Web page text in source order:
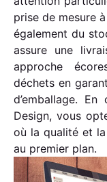
prise de mesure
également du
assure une
approche
déchets en
d’emballage.
Design, vous
où la qualité et
au premier plan.